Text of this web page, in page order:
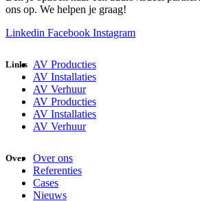
ons op. We helpen je graag!
Linkedin Facebook Instagram
Links AV Producties
AV Installaties
AV Verhuur
AV Producties
AV Installaties
AV Verhuur
Over
Over ons
Referenties
Cases
Nieuws